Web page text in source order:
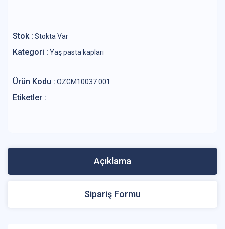
Stok : Stokta Var
Kategori : Yaş pasta kapları
Ürün Kodu : OZGM10037 001
Etiketler :
Açıklama
Sipariş Formu